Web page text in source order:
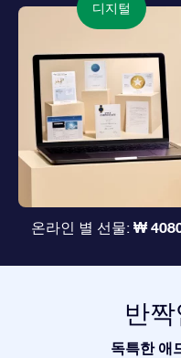
디지털
온라인 별 선물: ₩
반
독특한 애